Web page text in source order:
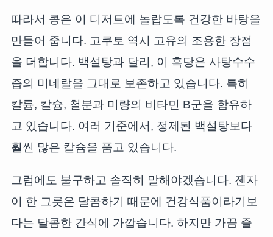
따라서 콩은 이 디저트에 놀랍도록 건강한 바탕을
만들어 줍니다. 고쿠토 역시 고유의 조용한 장점
을 더합니다. 백설탕과 달리, 이 흑당은 사탕수수
즙의 미네랄을 그대로 보존하고 있습니다. 특히
칼륨, 칼슘, 철분과 미량의 비타민 B군을 함유하
고 있습니다. 여러 기준에서, 정제된 백설탕보다
훨씬 많은 칼슘을 품고 있습니다.
그럼에도 불구하고 솔직히 말해야겠습니다. 젠자
이 한 그릇은 달콤하기 때문에 건강식품이라기보
다는 달콤한 간식에 가깝습니다. 하지만 가끔 즐